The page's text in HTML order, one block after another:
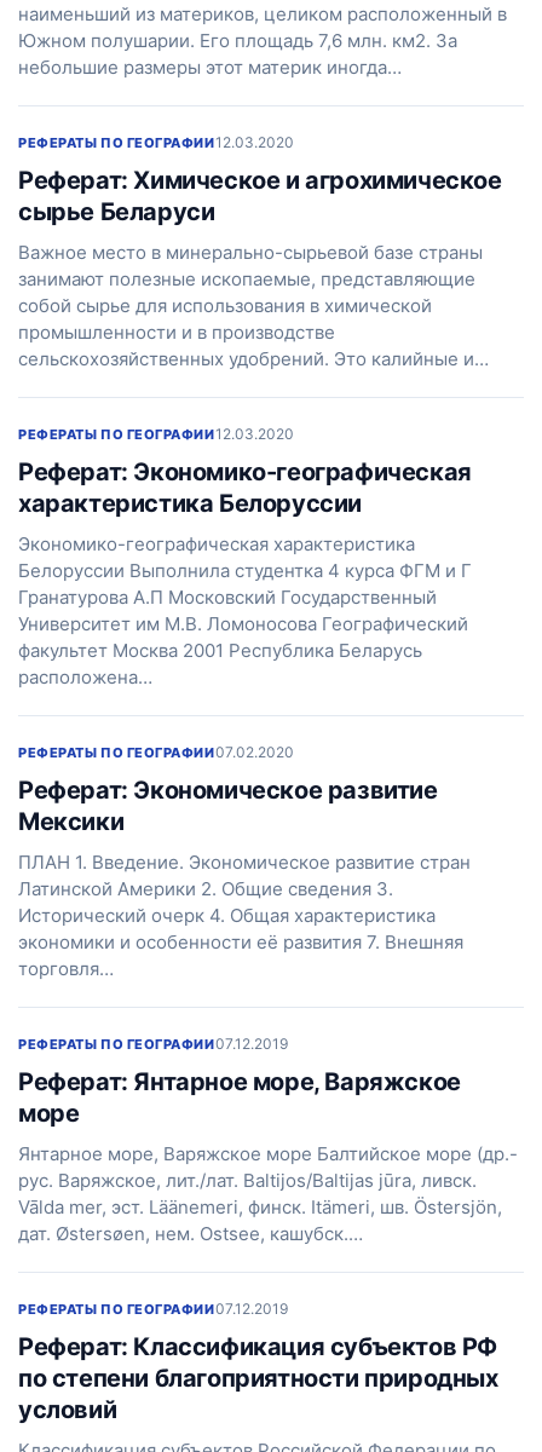
наименьший из материков, целиком расположенный в
Южном полушарии. Его площадь 7,6 млн. км2. За
небольшие размеры этот материк иногда…
РЕФЕРАТЫ ПО ГЕОГРАФИИ12.03.2020
Реферат: Химическое и агрохимическое
сырье Беларуси
Важное место в минерально-сырьевой базе страны
занимают полезные ископаемые, представляющие
собой сырье для использования в химической
промышленности и в производстве
сельскохозяйственных удобрений. Это калийные и…
РЕФЕРАТЫ ПО ГЕОГРАФИИ12.03.2020
Реферат: Экономико-географическая
характеристика Белоруссии
Экономико-географическая характеристика
Белоруссии Выполнила студентка 4 курса ФГМ и Г
Гранатурова А.П Московский Государственный
Университет им М.В. Ломоносова Географический
факультет Москва 2001 Республика Беларусь
расположена…
РЕФЕРАТЫ ПО ГЕОГРАФИИ07.02.2020
Реферат: Экономическое развитие
Мексики
ПЛАН 1. Введение. Экономическое развитие стран
Латинской Америки 2. Общие сведения 3.
Исторический очерк 4. Общая характеристика
экономики и особенности её развития 7. Внешняя
торговля…
РЕФЕРАТЫ ПО ГЕОГРАФИИ07.12.2019
Реферат: Янтарное море, Варяжское
море
Янтарное море, Варяжское море Балтийское море (др.-
рус. Варяжское, лит./лат. Baltijos/Baltijas jūra, ливск.
Vālda mer, эст. Läänemeri, финск. Itämeri, шв. Östersjön,
дат. Østersøen, нем. Ostsee, кашубск.…
РЕФЕРАТЫ ПО ГЕОГРАФИИ07.12.2019
Реферат: Классификация субъектов РФ
по степени благоприятности природных
условий